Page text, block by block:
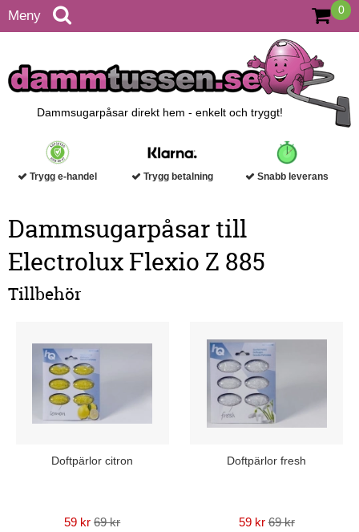
Meny 0
Dammsugarpåsar direkt hem - enkelt och tryggt!
Trygg e-handel Trygg betalning Snabb leverans
Dammsugarpåsar till
Electrolux Flexio Z 885
Tillbehör
Doftpärlor citron
59 kr 69 kr
Doftpärlor fresh
59 kr 69 kr